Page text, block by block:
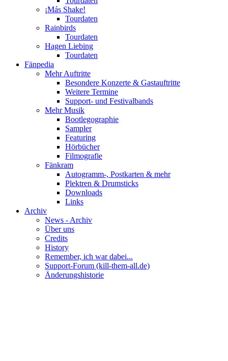
¡Más Shake!
Tourdaten
Rainbirds
Tourdaten
Hagen Liebing
Tourdaten
Fänpedia
Mehr Auftritte
Besondere Konzerte & Gastauftritte
Weitere Termine
Support- und Festivalbands
Mehr Musik
Bootlegographie
Sampler
Featuring
Hörbücher
Filmografie
Fänkram
Autogramm-, Postkarten & mehr
Plektren & Drumsticks
Downloads
Links
Archiv
News - Archiv
Über uns
Credits
History
Remember, ich war dabei...
Support-Forum (kill-them-all.de)
Änderungshistorie